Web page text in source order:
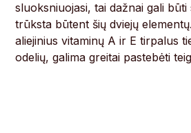
sluoksniuojasi, tai dažnai gali būti
trūksta būtent šių dviejų
aliejinius vitaminų A ir E tirpalus
odelių, galima greitai pastebėti